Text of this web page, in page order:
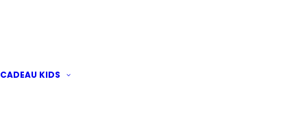
CADEAU KIDS